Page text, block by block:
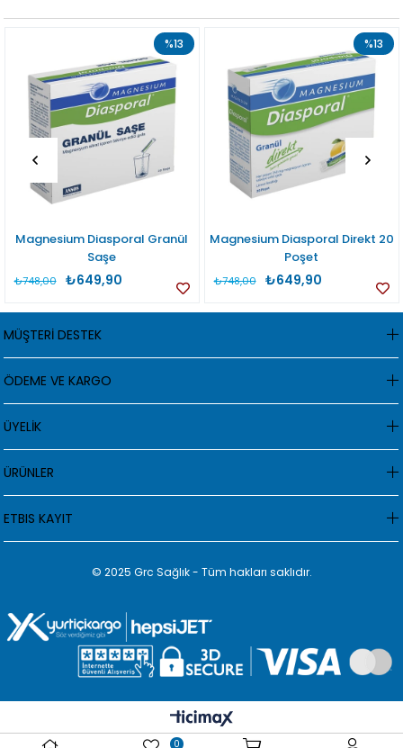
Magnesium Diasporal Granül
Saşe
₺649,90
₺748,00
%13
Magnesium Diasporal Direkt 20
Poşet
₺649,90
₺748,00
%13
MÜŞTERİ DESTEK
ÖDEME VE KARGO
ÜYELİK
ÜRÜNLER
ETBIS KAYIT
© 2025 Grc Sağlık - Tüm hakları saklıdır.
0